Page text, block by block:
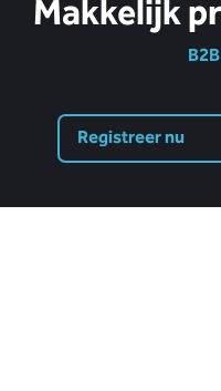
Makkelijk
Registreer nu